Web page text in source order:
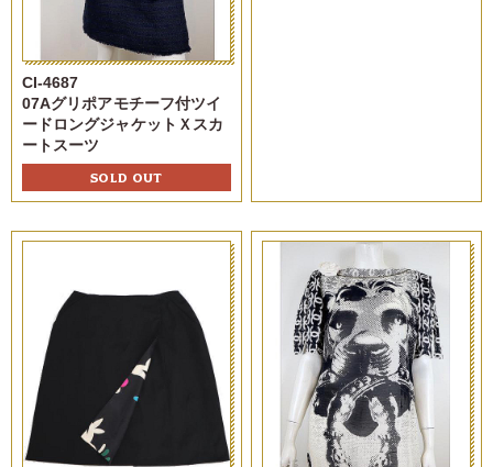
CI-4687
07Aグリポアモチーフ付ツイ
ードロングジャケットＸスカ
ートスーツ
SOLD OUT